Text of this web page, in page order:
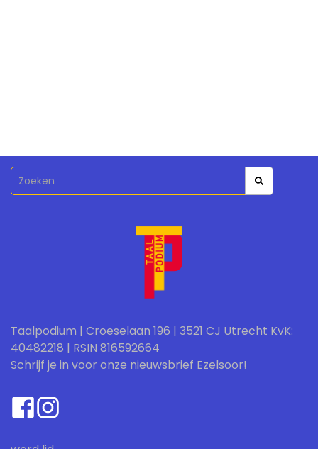
Taalpodium | Croeselaan 196 | 3521 CJ Utrecht KvK:
40482218 | RSIN 816592664
Schrijf je in voor onze nieuwsbrief Ezelsoor!